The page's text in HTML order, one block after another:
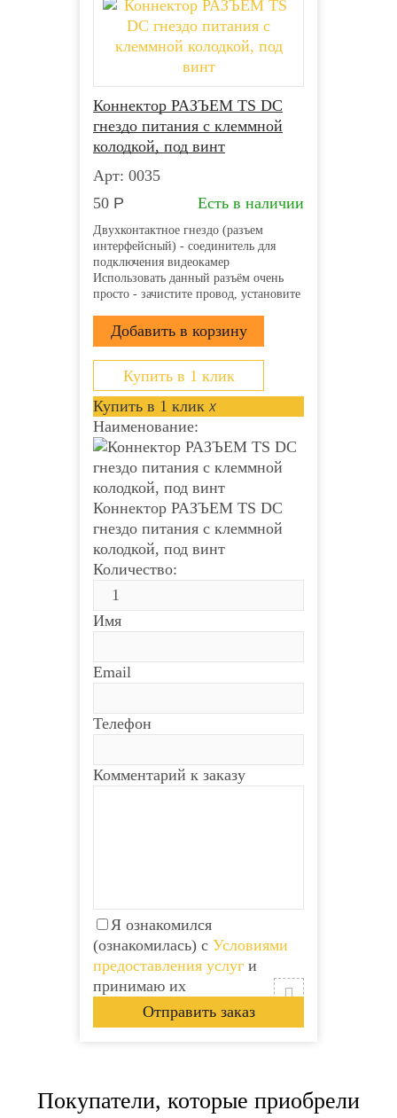
Коннектор РАЗЪЕМ TS DC
гнездо питания с клеммной
колодкой, под винт
Арт: 0035
50 Р Есть в наличии
Двухконтактное гнездо (разъем
интерфейсный) - соединитель для
подключения видеокамер
Использовать данный разъём очень
просто - зачистите провод, установите
Клеммная колодка надёжно
зафиксирует проводник и обеспечит
прекрасный контакт. Монтаж
возможно осуществлять с...
Купить в 1 клик
Купить в 1 клик x
Наименование:
Коннектор РАЗЪЕМ TS DC
гнездо питания с клеммной
колодкой, под винт
Количество:
Имя
Email
Телефон
Комментарий к заказу
Я ознакомился
(ознакомилась) с Условиями
предоставления услуг и
принимаю их
Покупатели, которые приобрели